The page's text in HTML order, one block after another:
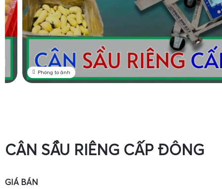
Phóng to ảnh
CÂN SẦU RIÊNG CẤP ĐÔNG
GIÁ BÁN